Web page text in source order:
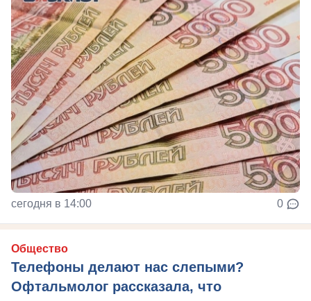
сегодня в 14:00 0
Общество
Телефоны делают нас слепыми?
Офтальмолог рассказала, что